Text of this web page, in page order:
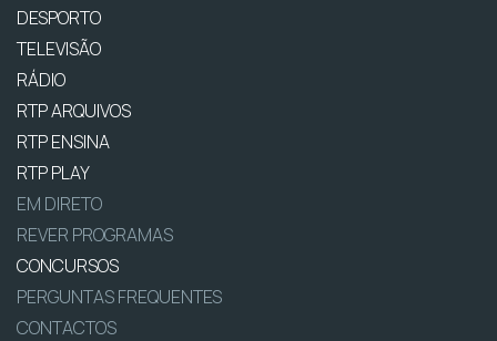
DESPORTO
TELEVISÃO
RÁDIO
RTP ARQUIVOS
RTP ENSINA
RTP PLAY
EM DIRETO
REVER PROGRAMAS
CONCURSOS
PERGUNTAS FREQUENTES
CONTACTOS